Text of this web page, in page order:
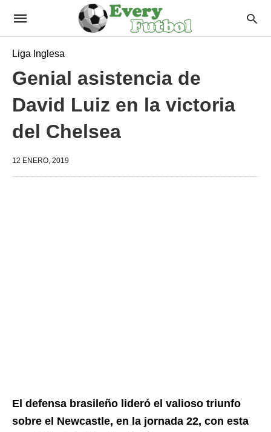
Liga Inglesa
Genial asistencia de
David Luiz en la victoria
del Chelsea
12 ENERO, 2019
El defensa brasileño lideró el valioso triunfo
sobre el Newcastle, en la jornada 22, con esta